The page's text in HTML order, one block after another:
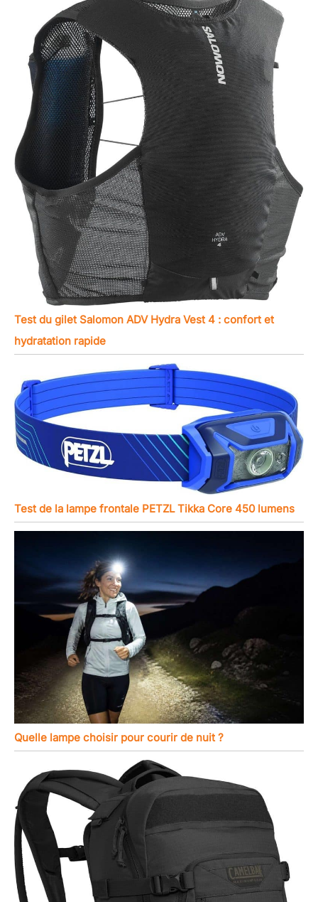
Test du gilet Salomon ADV Hydra Vest 4 : confort et
hydratation rapide
Test de la lampe frontale PETZL Tikka Core 450 lumens
Quelle lampe choisir pour courir de nuit ?